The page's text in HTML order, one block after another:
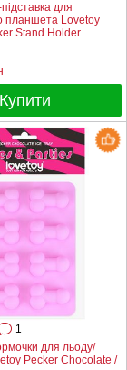
для
планшета Lovetoy
Stand Holder
Купити
для льоду/
Pecker Chocolate /
1